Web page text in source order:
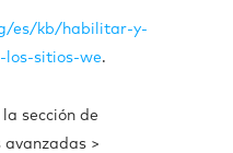
es/kb/habilitar-y-
los-sitios-we.
sección de
avanzadas >